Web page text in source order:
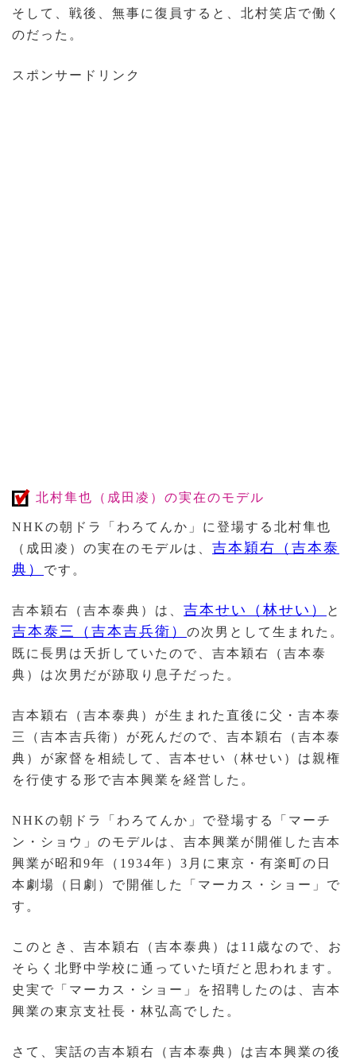
そして、戦後、無事に復員すると、北村笑店で働く
のだった。
スポンサードリンク
北村隼也（成田凌）の実在のモデル
NHKの朝ドラ「わろてんか」に登場する北村隼也
（成田凌）の実在のモデルは、 吉本穎右（吉本泰
典）
です。
吉本穎右（吉本泰典）は、 吉本せい（林せい） と
吉本泰三（吉本吉兵衛） の次男として生まれた。
既に長男は夭折していたので、吉本穎右（吉本泰
典）は次男だが跡取り息子だった。
吉本穎右（吉本泰典）が生まれた直後に父・吉本泰
三（吉本吉兵衛）が死んだので、吉本穎右（吉本泰
典）が家督を相続して、吉本せい（林せい）は親権
を行使する形で吉本興業を経営した。
NHKの朝ドラ「わろてんか」で登場する「マーチ
ン・ショウ」のモデルは、吉本興業が開催した吉本
興業が昭和9年（1934年）3月に東京・有楽町の日
本劇場（日劇）で開催した「マーカス・ショー」で
す。
このとき、吉本穎右（吉本泰典）は11歳なので、お
そらく北野中学校に通っていた頃だと思われます。
史実で「マーカス・ショー」を招聘したのは、吉本
興業の東京支社長・林弘高でした。
さて、実話の吉本穎右（吉本泰典）は吉本興業の後